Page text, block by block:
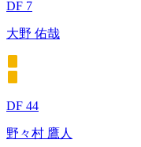
DF 7
大野 佑哉
DF 44
野々村 鷹人